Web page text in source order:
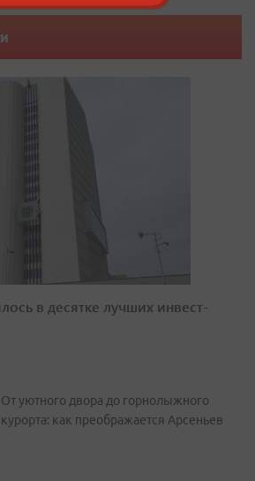
в десятке лучших инвест-
От уютного двора до горнолыжного
курорта: как преображается Арсеньев